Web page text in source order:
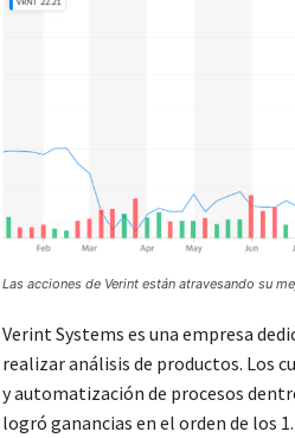
Las acciones de Verint están atravesando su
Verint Systems es una empresa
realizar análisis de productos. Los
y automatización de procesos
logró ganancias en el orden de los